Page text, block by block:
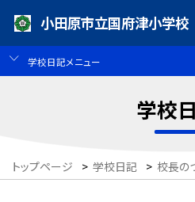
小田原市立国府津小学校
学校日記メニュー
学校
トップページ > 学校日記 > 校長の